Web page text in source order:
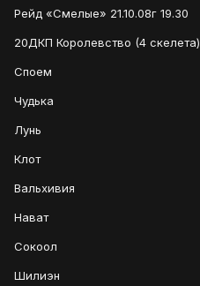
Рейд «Смелые» 21.10.08г 19.30
20ДКП Королевство (4 скелета)
Споем
Чудька
Лунь
Клот
Вальхивия
Нават
Сокоол
Шилиэн